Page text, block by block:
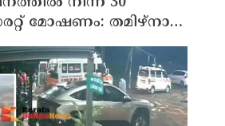
മോഷണം: തമിഴ്‌നാട്